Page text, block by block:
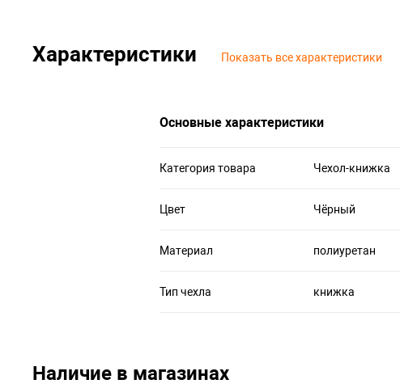
Характеристики Показать все характеристики
Основные характеристики
Категория товара Чехол-книжка
Цвет Чёрный
Материал полиуретан
Тип чехла книжка
Наличие в магазинах